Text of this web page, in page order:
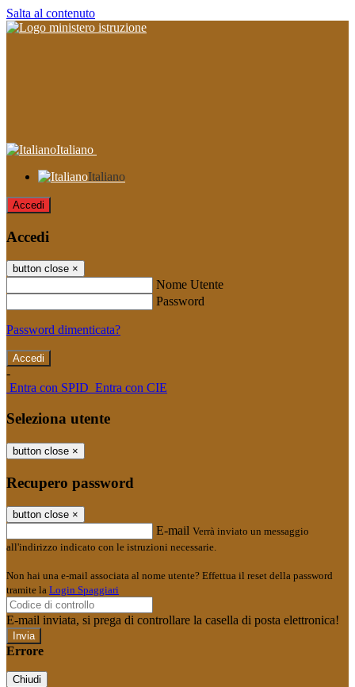
Salta al contenuto
Italiano
Italiano
Accedi
Accedi
button close ×
Nome Utente
Password
Password dimenticata?
-
Entra con SPID Entra con CIE
Seleziona utente
button close ×
Recupero password
button close ×
E-mail Verrà inviato un messaggio
all'indirizzo indicato con le istruzioni necessarie.
Non hai una e-mail associata al nome utente? Effettua il reset della password
tramite la Login Spaggiari
E-mail inviata, si prega di controllare la casella di posta elettronica!
Errore
Chiudi